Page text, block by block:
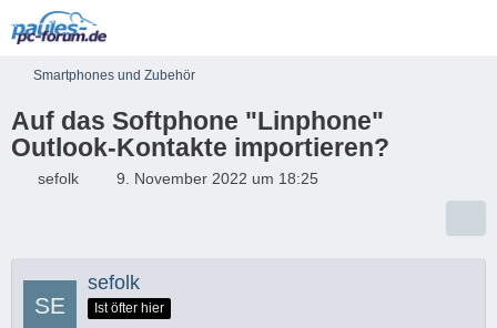
Smartphones und Zubehör
Auf das Softphone "Linphone"
Outlook-Kontakte importieren?
sefolk 9. November 2022 um 18:25
sefolk
Ist öfter hier